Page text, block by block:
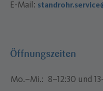
E-Mail:
Öffnungszeiten
Mo.–Mi. 8–12:30 und